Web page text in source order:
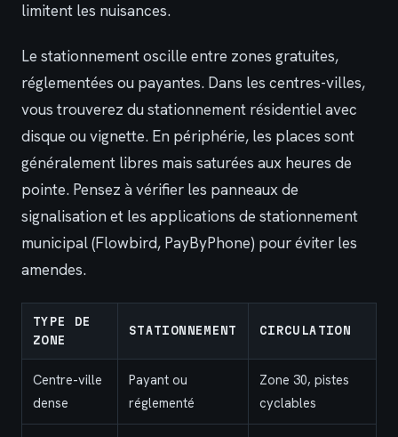
limitent les nuisances.
Le stationnement oscille entre zones gratuites,
réglementées ou payantes. Dans les centres-villes,
vous trouverez du stationnement résidentiel avec
disque ou vignette. En périphérie, les places sont
généralement libres mais saturées aux heures de
pointe. Pensez à vérifier les panneaux de
signalisation et les applications de stationnement
municipal (Flowbird, PayByPhone) pour éviter les
amendes.
TYPE DE
ZONE
STATIONNEMENT CIRCULATION
Centre-ville
dense
Payant ou
réglementé
Zone 30, pistes
cyclables